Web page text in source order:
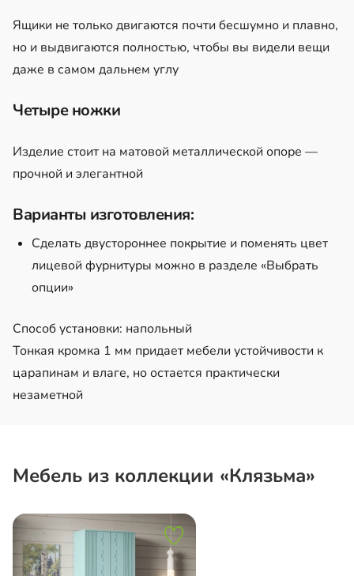
Ящики не только двигаются почти бесшумно и плавно,
но и выдвигаются полностью, чтобы вы видели вещи
даже в самом дальнем углу
Четыре ножки
Изделие стоит на матовой металлической опоре —
прочной и элегантной
Варианты изготовления:
Сделать двустороннее покрытие и поменять цвет
лицевой фурнитуры можно в разделе «Выбрать
опции»
Способ установки: напольный
Тонкая кромка 1 мм придает мебели устойчивости к
царапинам и влаге, но остается практически
незаметной
Мебель из коллекции «Клязьма»